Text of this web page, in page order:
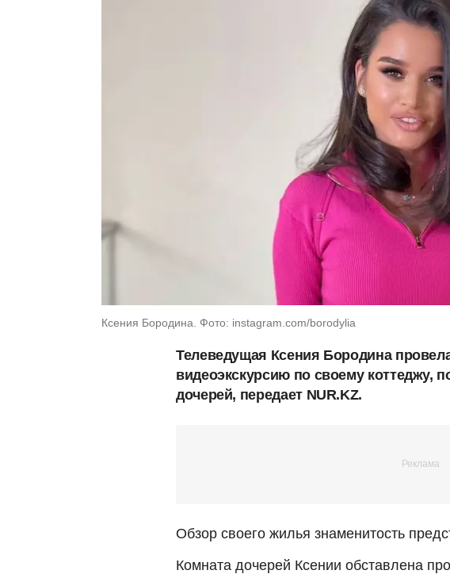
Ксения Бородина. Фото: instagram.com/borodylia
Телеведущая Ксения Бородина
видеоэкскурсию по своему коттеджу,
дочерей, передает NUR.KZ.
Обзор своего жилья знаменитость
Комната дочерей Ксении обставлена